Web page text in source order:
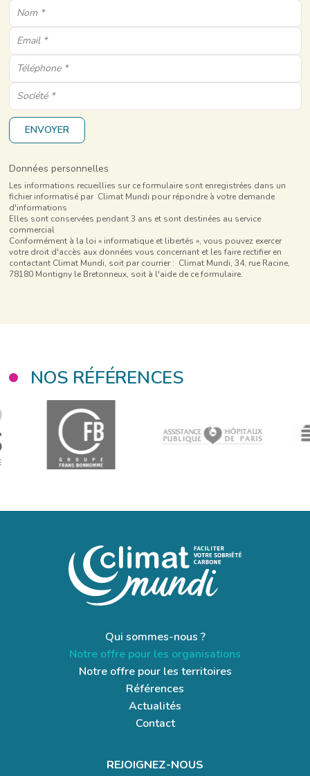
ENVOYER
Données personnelles
Les informations recueillies sur ce formulaire sont enregistrées dans un
fichier informatisé par Climat Mundi pour répondre à votre demande
d'informations
Elles sont conservées pendant 3 ans et sont destinées au service
commercial
Conformément à la loi « informatique et libertés », vous pouvez exercer
votre droit d'accès aux données vous concernant et les faire rectifier en
contactant Climat Mundi, soit par courrier : Climat Mundi, 34, rue Racine,
78180 Montigny le Bretonneux, soit à l'aide de ce formulaire.
NOS RÉFÉRENCES
Qui sommes-nous ?
Notre offre pour les organisations
Notre offre pour les territoires
Références
Actualités
Contact
REJOIGNEZ-NOUS